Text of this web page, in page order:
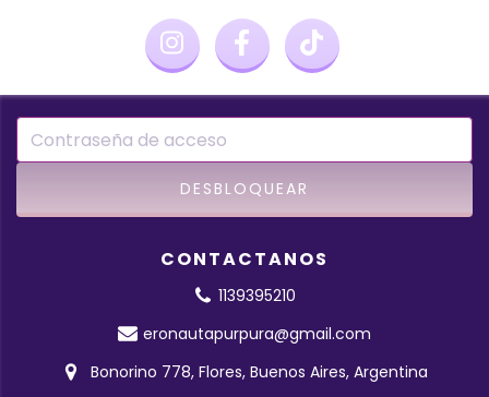
CONTACTANOS
1139395210
eronautapurpura@gmail.com
Bonorino 778, Flores, Buenos Aires, Argentina